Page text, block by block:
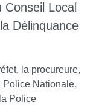
Local
Délinquance
la procureure,
Police Nationale,
Police